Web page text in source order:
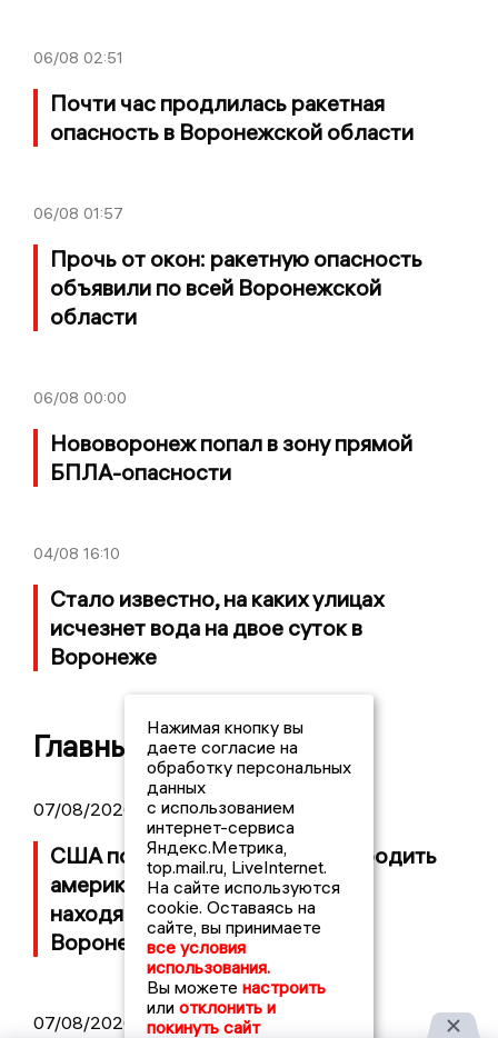
06/08 02:51
Почти час продлилась ракетная
опасность в Воронежской области
06/08 01:57
Прочь от окон: ракетную опасность
объявили по всей Воронежской
области
06/08 00:00
Нововоронеж попал в зону прямой
БПЛА-опасности
04/08 16:10
Стало известно, на каких улицах
исчезнет вода на двое суток в
Воронеже
Главные новости
07/08/2026 10:44
США попросили Россию освободить
американца Роберта Гилмана,
находящегося под стражей в
Воронежской области
07/08/2026 07:06
Нажимая кнопку вы
даете согласие на
обработку персональных
данных
с использованием
интернет-сервиса
Яндекс.Метрика,
top.mail.ru, LiveInternet.
На сайте используются
cookie. Оставаясь на
сайте, вы принимаете
все условия
использования.
Вы можете настроить
или отклонить и
покинуть сайт